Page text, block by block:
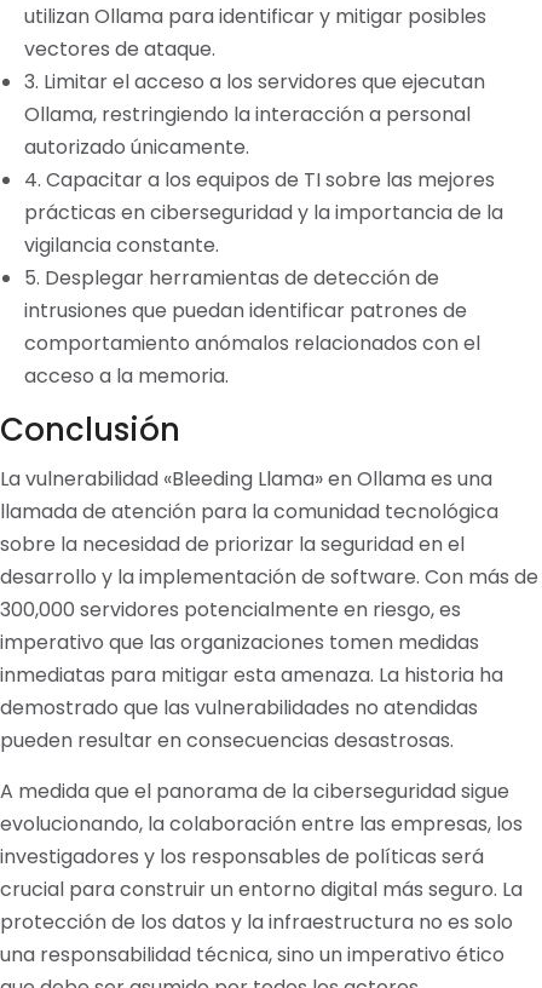
utilizan Ollama para identificar y mitigar posibles
vectores de ataque.
3. Limitar el acceso a los servidores que ejecutan
Ollama, restringiendo la interacción a personal
autorizado únicamente.
4. Capacitar a los equipos de TI sobre las mejores
prácticas en ciberseguridad y la importancia de la
vigilancia constante.
5. Desplegar herramientas de detección de
intrusiones que puedan identificar patrones de
comportamiento anómalos relacionados con el
acceso a la memoria.
Conclusión
La vulnerabilidad «Bleeding Llama» en Ollama es una
llamada de atención para la comunidad tecnológica
sobre la necesidad de priorizar la seguridad en el
desarrollo y la implementación de software. Con más de
300,000 servidores potencialmente en riesgo, es
imperativo que las organizaciones tomen medidas
inmediatas para mitigar esta amenaza. La historia ha
demostrado que las vulnerabilidades no atendidas
pueden resultar en consecuencias desastrosas.
A medida que el panorama de la ciberseguridad sigue
evolucionando, la colaboración entre las empresas, los
investigadores y los responsables de políticas será
crucial para construir un entorno digital más seguro. La
protección de los datos y la infraestructura no es solo
una responsabilidad técnica, sino un imperativo ético